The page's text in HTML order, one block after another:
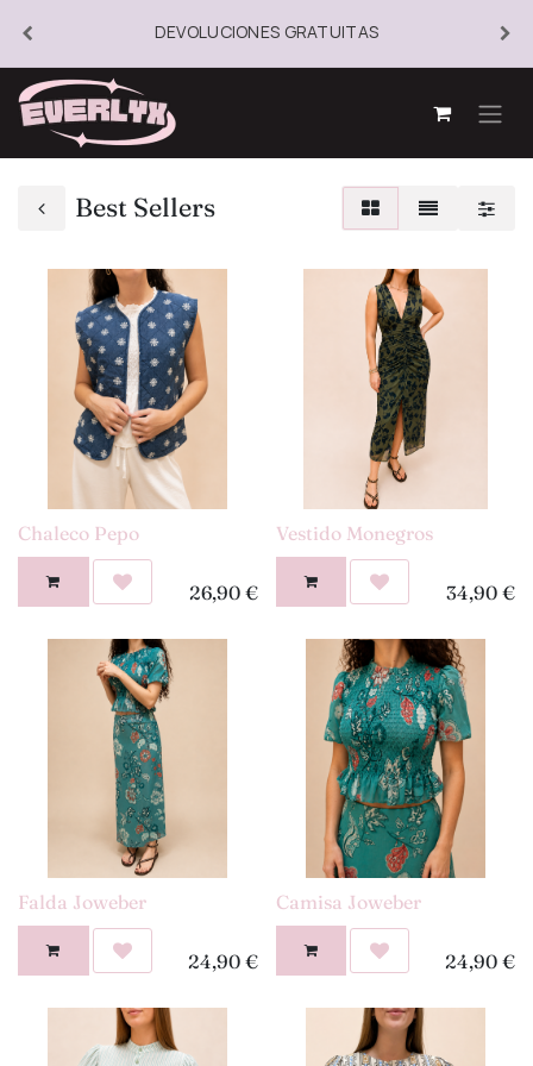
DEVOLUCIONES GRATUITAS
Best Sellers
Chaleco Pepo
26,90€
Vestido Monegros
34,90 €
Falda Joweber
24,90€
Camisa Joweber
24,90 €